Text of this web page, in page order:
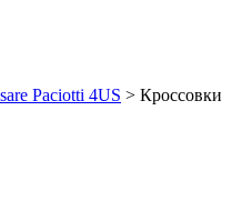
Paciotti 4US > Кроссовки